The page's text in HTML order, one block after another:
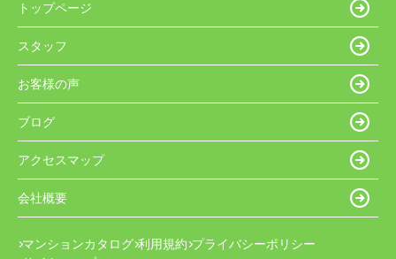
トップページ
スタッフ
お客様の声
ブログ
アクセスマップ
会社概要
マンションカタログ 利用規約 プライバシーポリシー